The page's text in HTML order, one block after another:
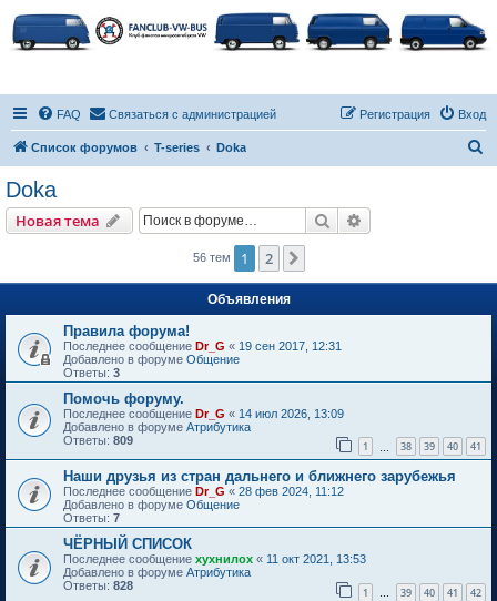
FAQ Связаться с администрацией Вход
Регистрация
Список форумов T-series Doka
Doka
Новая тема Поиск
56 тем 1 2
Объявления
Правила форума!
Последнее сообщение Dr_G « 19 сен 2017, 12:31
Добавлено в форуме Общение
Ответы: 3
Помочь форуму.
Последнее сообщение Dr_G « 14 июл 2026, 13:09
Добавлено в форуме Атрибутика
Ответы: 809 1 38 39 40 41
Наши друзья из стран дальнего и ближнего зарубежья
Последнее сообщение Dr_G « 28 фев 2024, 11:12
Добавлено в форуме Общение
Ответы: 7
ЧЁРНЫЙ СПИСОК
Последнее сообщение хухнилох « 11 окт 2021, 13:53
Добавлено в форуме Атрибутика
Ответы: 828 1 … 39 40 41 42